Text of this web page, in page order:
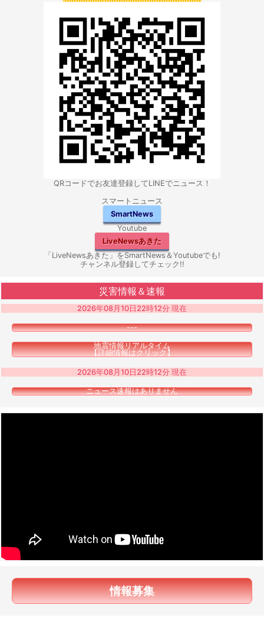
QRコードでお友達登録してLINEでニュース！
スマートニュース
SmartNews
Youtube
LiveNewsあきた
「LiveNewsあきた」をSmartNews＆Youtubeでも!
チャンネル登録してチェック!!
災害情報＆速報
2026年08月10日22時12分 現在
---
地震情報リアルタイム
【詳細情報はクリック】
2026年08月10日22時12分 現在
ニュース速報はありません
情報募集